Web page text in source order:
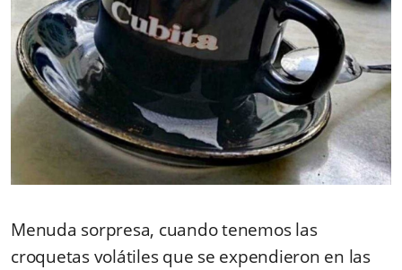
Menuda sorpresa, cuando tenemos las
croquetas volátiles que se expendieron en las